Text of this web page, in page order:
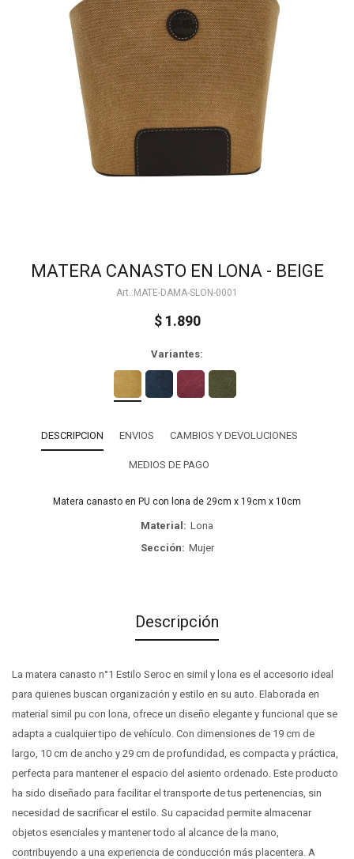
MATERA CANASTO EN LONA - BEIGE
MATE-DAMA-SLON-0001
$ 1.890
Variantes:
DESCRIPCION ENVIOS CAMBIOS Y DEVOLUCIONES
MEDIOS DE PAGO
Matera canasto en PU con lona de 29cm x 19cm x 10cm
Material
Lona
Sección
Mujer
Descripción
La matera canasto n°1 Estilo Seroc en simil y lona es el accesorio ideal
para quienes buscan organización y estilo en su auto. Elaborada en
material simil pu con lona, ofrece un diseño elegante y funcional que se
adapta a cualquier tipo de vehículo. Con dimensiones de 19 cm de
largo, 10 cm de ancho y 29 cm de profundidad, es compacta y práctica,
perfecta para mantener el espacio del asiento ordenado. Este producto
ha sido diseñado para facilitar el transporte de tus pertenencias, sin
necesidad de sacrificar el estilo. Su capacidad permite almacenar
objetos esenciales y mantener todo al alcance de la mano,
contribuyendo a una experiencia de conducción más placentera. A